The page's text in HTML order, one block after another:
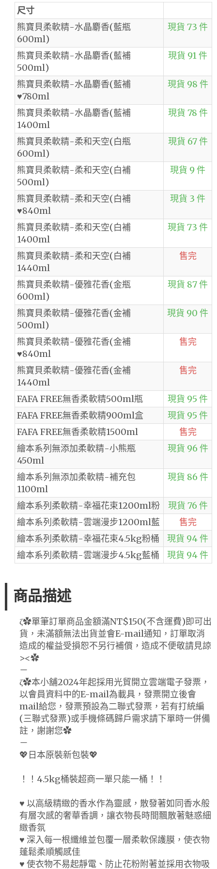
尺寸
熊寶貝柔軟精-水晶麝香(藍瓶
600ml)
現貨 73 件
熊寶貝柔軟精-水晶麝香(藍補
500ml)
現貨 91 件
熊寶貝柔軟精-水晶麝香(藍補
♥780ml
現貨 98 件
熊寶貝柔軟精-水晶麝香(藍補
1400ml
現貨 78 件
熊寶貝柔軟精-柔和天空(白瓶
600ml)
現貨 67 件
熊寶貝柔軟精-柔和天空(白補
500ml)
現貨 9 件
熊寶貝柔軟精-柔和天空(白補
♥840ml
現貨 3 件
熊寶貝柔軟精-柔和天空(白補
1400ml
現貨 73 件
熊寶貝柔軟精-柔和天空(白補
1440ml
售完
熊寶貝柔軟精-優雅花香(金瓶
600ml)
現貨 87 件
熊寶貝柔軟精-優雅花香(金補
500ml)
現貨 90 件
熊寶貝柔軟精-優雅花香(金補
♥840ml
售完
熊寶貝柔軟精-優雅花香(金補
1440ml
售完
FAFA FREE無香柔軟精500ml瓶
現貨 95 件
FAFA FREE無香柔軟精900ml盒
現貨 95 件
FAFA FREE無香柔軟精1500ml
售完
繪本系列無添加柔軟精-小熊瓶
450ml
現貨 96 件
繪本系列無添加柔軟精-補充包
1100ml
現貨 86 件
繪本系列柔軟精-幸福花束1200ml粉
現貨 76 件
繪本系列柔軟精-雲端漫步1200ml藍
售完
繪本系列柔軟精-幸福花束4.5kg粉桶
現貨 94 件
繪本系列柔軟精-雲端漫步4.5kg藍桶
現貨 94 件
商品描述
ζ✿單筆訂單商品金額滿NT$150(不含運費)即可出
貨，未滿額無法出貨並會E-mail通知，訂單取消
造成的權益受損恕不另行補償，造成不便敬請見諒
><✿
－
ζ✿本小舖2024年起採用光貿開立雲端電子發票，
以會員資料中的E-mail為載具，發票開立後會
mail給您，發票預設為二聯式發票，若有打統編
(三聯式發票)或手機條碼歸戶需求請下單時一併備
註，謝謝您✿
－
💖日本原裝新包裝💖
！！4.5kg桶裝超商一單只能一桶！！
♥ 以高級精緻的香水作為靈感，散發著如同香水般
有層次感的奢華香調，讓衣物長時間飄散著魅惑細
緻香氛
♥ 深入每一根纖維並包覆一層柔軟保護膜，使衣物
蓬鬆柔順觸感佳
♥ 使衣物不易起靜電、防止花粉附著並採用衣物吸